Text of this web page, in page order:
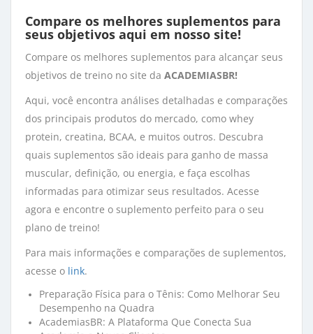
Compare os melhores suplementos para
seus objetivos aqui em nosso site!
Compare os melhores suplementos para alcançar seus
objetivos de treino no site da ACADEMIASBR!
Aqui, você encontra análises detalhadas e comparações
dos principais produtos do mercado, como whey
protein, creatina, BCAA, e muitos outros. Descubra
quais suplementos são ideais para ganho de massa
muscular, definição, ou energia, e faça escolhas
informadas para otimizar seus resultados. Acesse
agora e encontre o suplemento perfeito para o seu
plano de treino!
Para mais informações e comparações de suplementos,
acesse o link.
Preparação Física para o Tênis: Como Melhorar Seu
Desempenho na Quadra
AcademiasBR: A Plataforma Que Conecta Sua